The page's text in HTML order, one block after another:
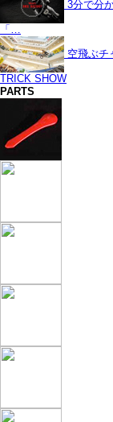
3分で分
「…
空飛ぶチ
TRICK SHOW
PARTS